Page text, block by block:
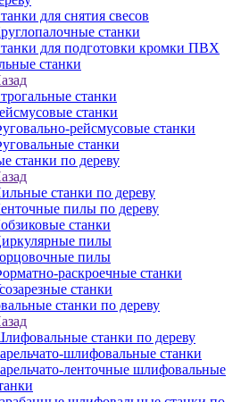
для снятия свесов
станки
для подготовки кромки ПВХ
станки
станки
станки
рейсмусовые станки
станки
станки по дереву
станки по дереву
пилы по дереву
станки
пилы
пилы
раскроечные станки
станки
станки по дереву
станки по дереву
шлифовальные станки
ленточные шлифовальные